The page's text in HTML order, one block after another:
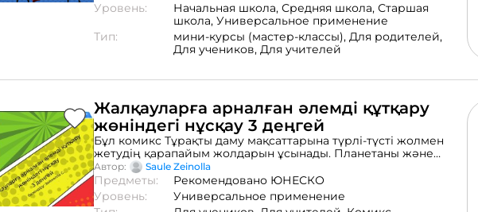
Уровень:
Начальная школа, Средняя школа, Старшая
школа, Универсальное применение
Тип:
мини-курсы (мастер-классы), Для родителей,
Для учеников, Для учителей
Жалқауларға арналған әлемді құтқару
жөніндегі нұсқау 3 деңгей
Бұл комикс Тұрақты даму мақсаттарына түрлі-түсті жолмен
жетудің қарапайым жолдарын ұсынады. Планетаны және
қоршаған ортаны сақтауға ықпал ететін күнделікті қол жетімді
әрекеттер туралы оңай айтылған. Барлық жастағы
оқырмандарға ұсынылады.
Автор: Saule Zeinolla
Предметы:
Рекомендовано ЮНЕСКО
Уровень:
Универсальное применение